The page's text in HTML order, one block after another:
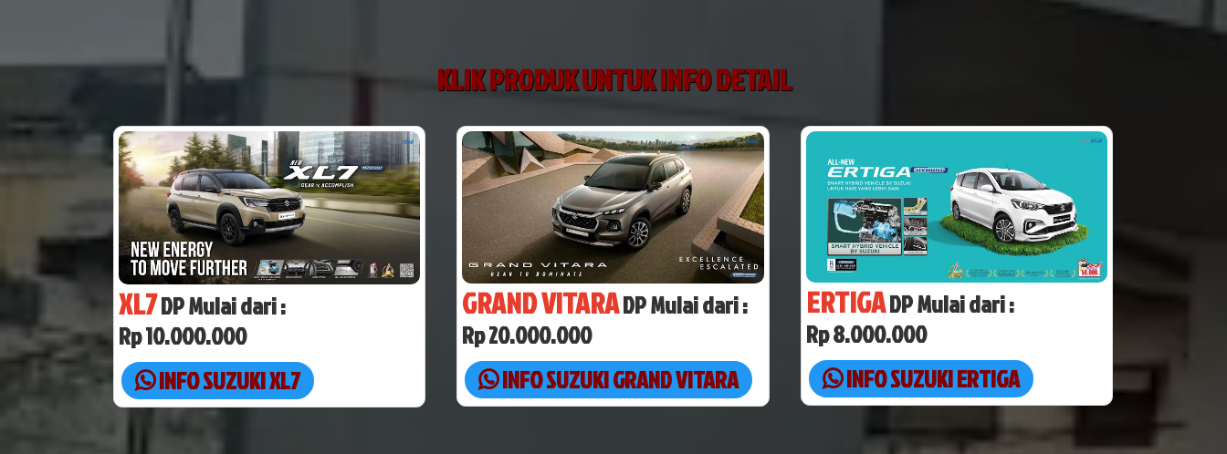
KLIK PRODUK UNTUK INFO DETAIL
XL7DP Mulai dari :
Rp 10.000.000
INFO SUZUKI XL7
GRAND VITARADP Mulai dari :
Rp 20.000.000
INFO SUZUKI GRAND VITARA
ERTIGADP Mulai dari :
Rp 8.000.000
INFO SUZUKI ERTIGA